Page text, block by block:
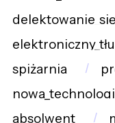
delektowanie_się
spiżarnia
absolwent